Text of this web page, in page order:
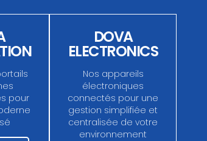
pour
DOVA
ELECTRONICS
Nos appareils
électroniques
connectés pour une
gestion simplifiée et
centralisée de votre
environnement